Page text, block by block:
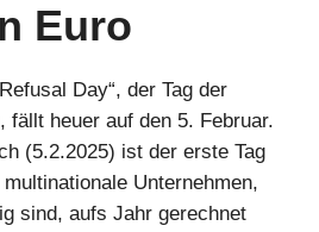
Euro
Day“, der Tag der
fällt heuer auf den 5. Februar.
(5.2.2025) ist der erste Tag
Unternehmen,
sind, aufs Jahr gerechnet